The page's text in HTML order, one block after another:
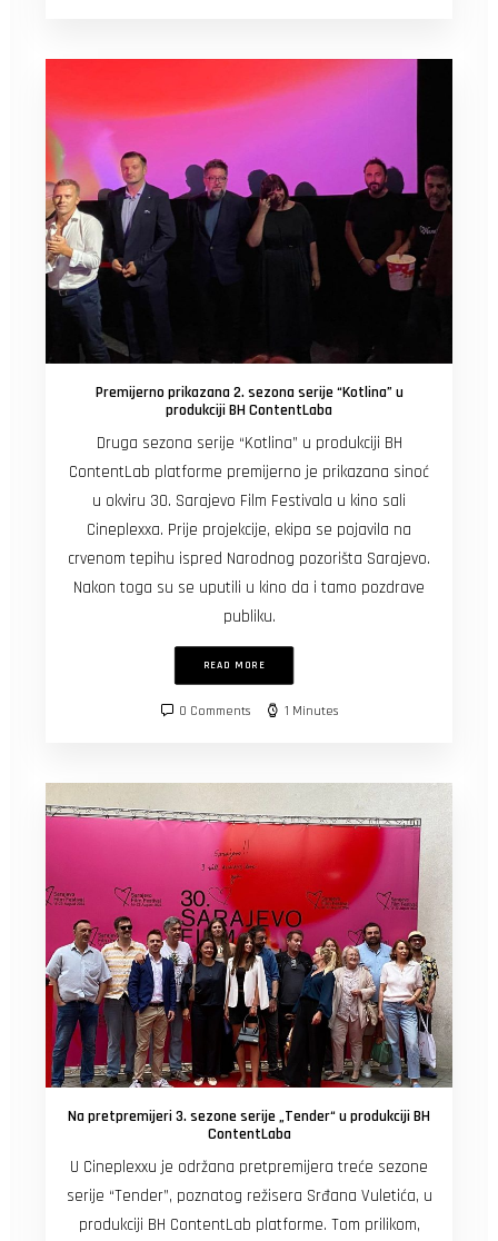
Premijerno prikazana 2. sezona serije “Kotlina” u
produkciji BH ContentLaba
Druga sezona serije “Kotlina” u produkciji BH
ContentLab platforme premijerno je prikazana sinoć
u okviru 30. Sarajevo Film Festivala u kino sali
Cineplexxa. Prije projekcije, ekipa se pojavila na
crvenom tepihu ispred Narodnog pozorišta Sarajevo.
Nakon toga su se uputili u kino da i tamo pozdrave
publiku.
READ MORE
0 Comments 1 Minutes
Na pretpremijeri 3. sezone serije „Tender“ u produkciji BH
ContentLaba
U Cineplexxu je održana pretpremijera treće sezone
serije “Tender”, poznatog režisera Srđana Vuletića, u
produkciji BH ContentLab platforme. Tom prilikom,